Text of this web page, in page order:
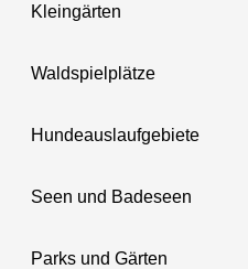
Kleingärten
Waldspielplätze
Hundeauslaufgebiete
Seen und Badeseen
Parks und Gärten